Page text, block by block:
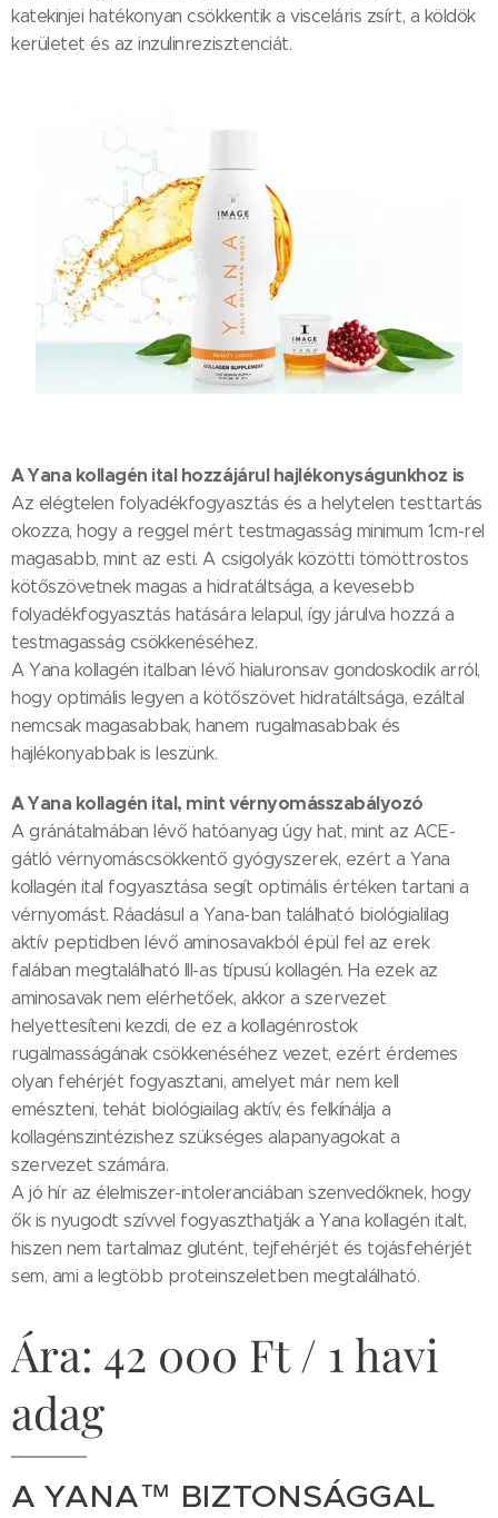
katekinjei hatékonyan csökkentik a visceláris zsírt, a köldök
kerületet és az inzulinrezisztenciát.
A Yana kollagén ital hozzájárul hajlékonyságunkhoz is
Az elégtelen folyadékfogyasztás és a helytelen testtartás
okozza, hogy a reggel mért testmagasság minimum 1cm-rel
magasabb, mint az esti. A csigolyák közötti tömöttrostos
kötőszövetnek magas a hidratáltsága, a kevesebb
folyadékfogyasztás hatására lelapul, így járulva hozzá a
testmagasság csökkenéséhez.
A Yana kollagén italban lévő hialuronsav gondoskodik arról,
hogy optimális legyen a kötőszövet hidratáltsága, ezáltal
nemcsak magasabbak, hanem rugalmasabbak és
hajlékonyabbak is leszünk.
A Yana kollagén ital, mint vérnyomásszabályozó
A gránátalmában lévő hatóanyag úgy hat, mint az ACE-
gátló vérnyomáscsökkentő gyógyszerek, ezért a Yana
kollagén ital fogyasztása segít optimális értéken tartani a
vérnyomást. Ráadásul a Yana-ban található biológialilag
aktív peptidben lévő aminosavakból épül fel az erek
falában megtalálható III-as típusú kollagén. Ha ezek az
aminosavak nem elérhetőek, akkor a szervezet
helyettesíteni kezdi, de ez a kollagénrostok
rugalmasságának csökkenéséhez vezet, ezért érdemes
olyan fehérjét fogyasztani, amelyet már nem kell
emészteni, tehát biológiailag aktív, és felkínálja a
kollagénszintézishez szükséges alapanyagokat a
szervezet számára.
A jó hír az élelmiszer-intoleranciában szenvedőknek, hogy
ők is nyugodt szívvel fogyaszthatják a Yana kollagén italt,
hiszen nem tartalmaz glutént, tejfehérjét és tojásfehérjét
sem, ami a legtöbb proteinszeletben megtalálható.
Ára: 42 000 Ft / 1 havi
adag
A YANA™ BIZTONSÁGGAL